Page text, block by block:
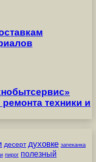
техники и
десерт духовке запеканка
пирог полезный